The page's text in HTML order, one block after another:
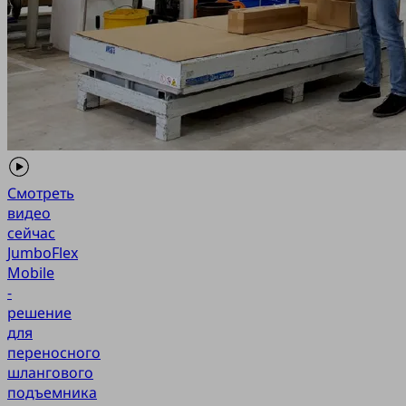
Смотреть
видео
сейчас
JumboFlex
Mobile
-
решение
для
переносного
шлангового
подъемника